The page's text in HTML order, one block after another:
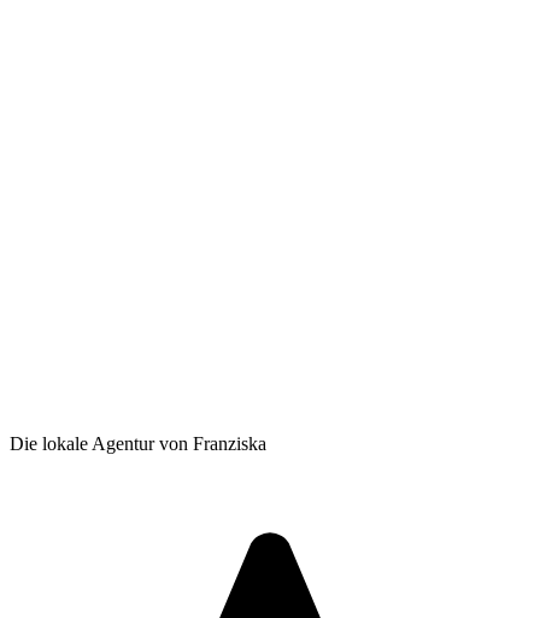
Die lokale Agentur von Franziska